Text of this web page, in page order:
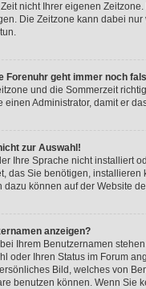
nicht Ihrer eigenen
Die Zeitzone kann dabei
Forenuhr geht immer noch
und die Sommerzeit
Administrator, damit er
zur Auswahl!
Ihre Sprache nicht installiert
das Sie benötigen,
können auf der Website
anzeigen?
Ihrem Benutzernamen
oder Ihren Status im Forum
Bild, welches von
benutzen können. Wenn